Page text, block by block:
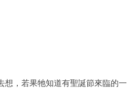
想，若果牠知道有聖誕節來臨的一